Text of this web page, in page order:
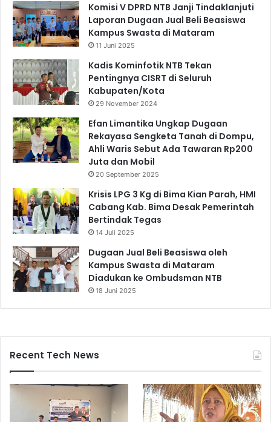
Komisi V DPRD NTB Janji Tindaklanjuti
Laporan Dugaan Jual Beli Beasiswa
Kampus Swasta di Mataram
11 Juni 2025
Kadis Kominfotik NTB Tekan
Pentingnya CISRT di Seluruh
Kabupaten/Kota
29 November 2024
Efan Limantika Ungkap Dugaan
Rekayasa Sengketa Tanah di Dompu,
Ahli Waris Sebut Ada Tawaran Rp200
Juta dan Mobil
20 September 2025
Krisis LPG 3 Kg di Bima Kian Parah, HMI
Cabang Kab. Bima Desak Pemerintah
Bertindak Tegas
14 Juli 2025
Dugaan Jual Beli Beasiswa oleh
Kampus Swasta di Mataram
Diadukan ke Ombudsman NTB
18 Juni 2025
Recent Tech News